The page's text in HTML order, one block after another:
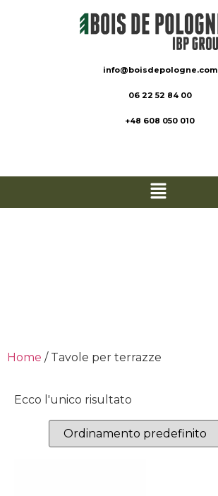
info@boisdepologne.com
06 22 52 84 00
+48 608 050 010
Home / Tavole per terrazze
Ecco l'unico risultato